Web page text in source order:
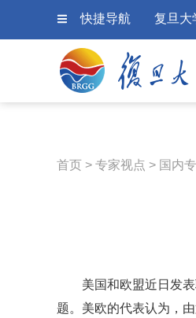
快捷导航 复旦大
首页 > 专家视点 > 国内
美国和欧盟近日发
题。美欧的代表认为，